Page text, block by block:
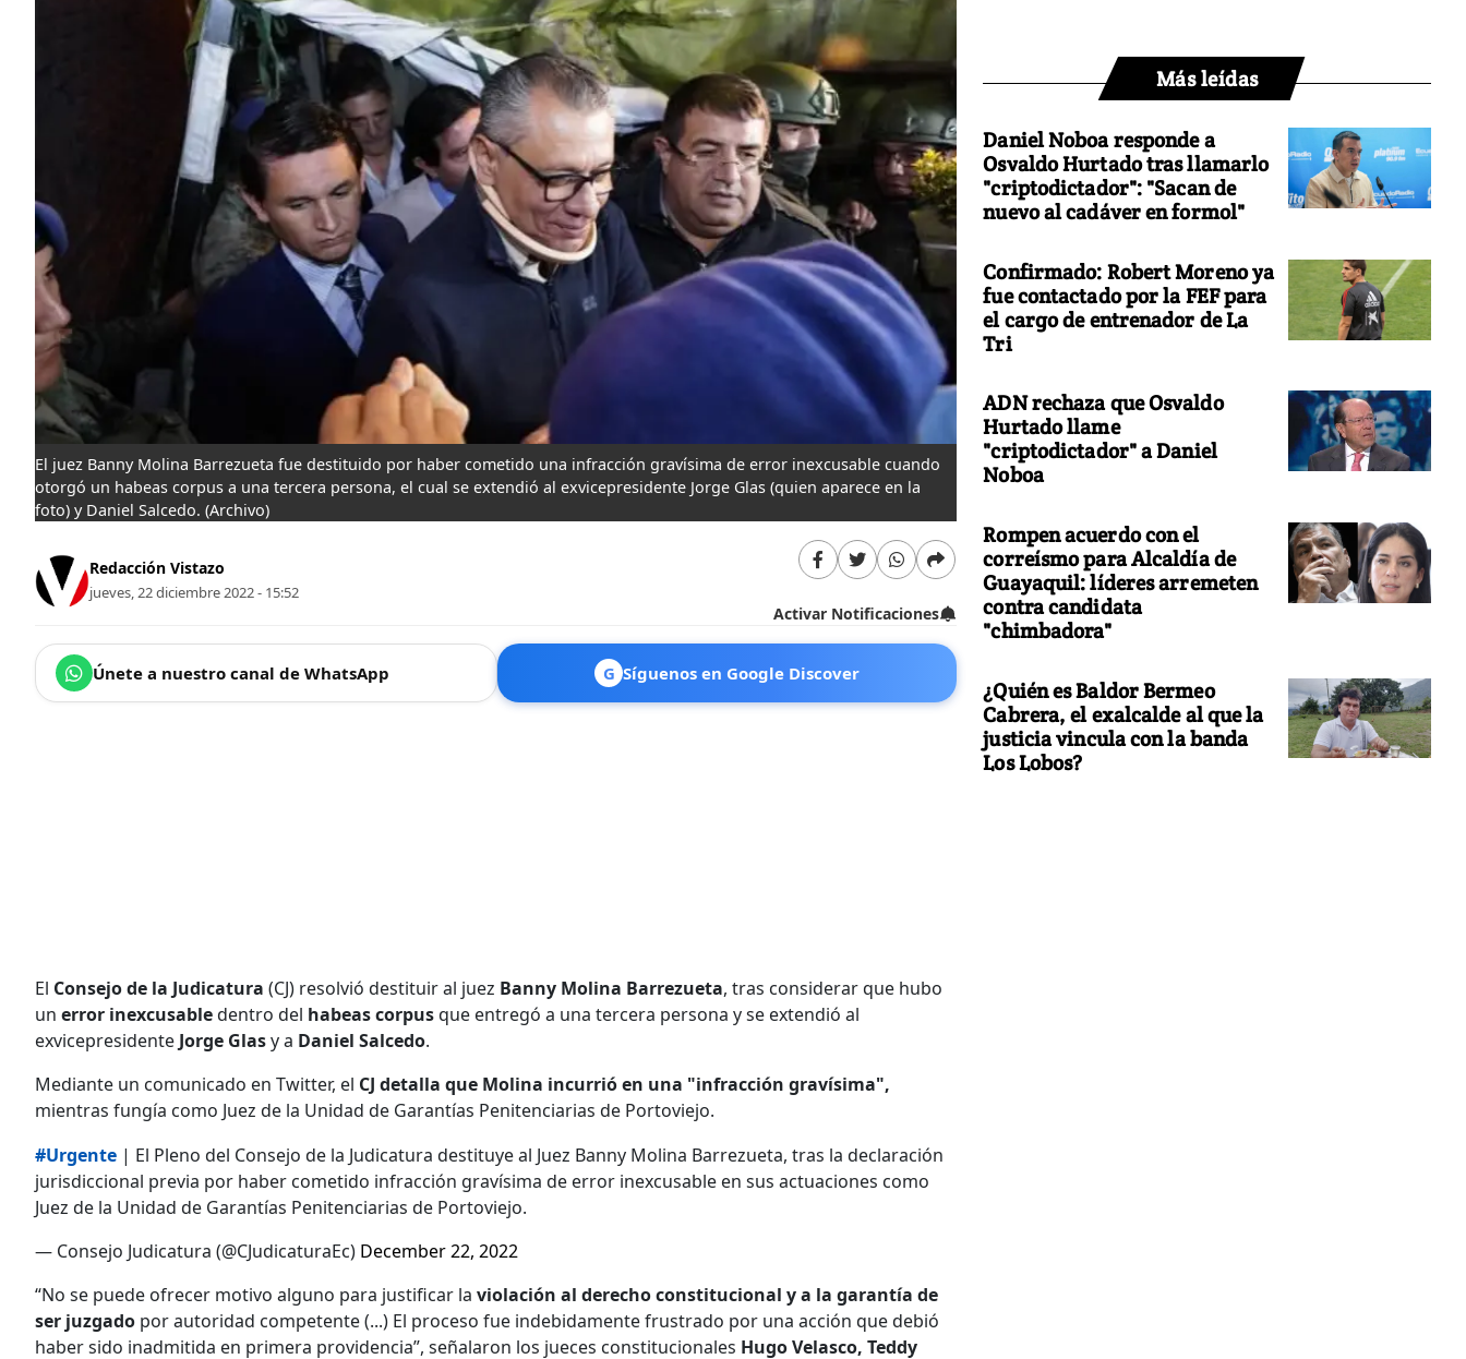
El juez Banny Molina Barrezueta fue destituido por haber cometido una infracción gravísima de error inexcusable cuando
otorgó un habeas corpus a una tercera persona, el cual se extendió al exvicepresidente Jorge Glas (quien aparece en la
foto) y Daniel Salcedo. (Archivo)
Redacción Vistazo
jueves, 22 diciembre 2022 - 15:52
Activar Notificaciones
Únete a nuestro canal de WhatsApp G Síguenos en Google Discover
El Consejo de la Judicatura (CJ) resolvió destituir al juez Banny Molina Barrezueta, tras considerar que hubo
un error inexcusabledentro del habeas corpusque entregó a una tercera persona y se extendió al
exvicepresidente Jorge Glasy a Daniel Salcedo.
Mediante un comunicado en Twitter, el CJ detalla que Molina incurrió en una "infracción gravísima",
mientras fungía como Juez de la Unidad de Garantías Penitenciarias de Portoviejo.
#Urgente | El Pleno del Consejo de la Judicatura destituye al Juez Banny Molina Barrezueta, tras la declaración
jurisdiccional previa por haber cometido infracción gravísima de error inexcusable en sus actuaciones como
Juez de la Unidad de Garantías Penitenciarias de Portoviejo.
— Consejo Judicatura (@CJudicaturaEc) December 22, 2022
“No se puede ofrecer motivo alguno para justificar la violación al derecho constitucional y a la garantía de
ser juzgado por autoridad competente (...) El proceso fue indebidamente frustrado por una acción que debió
haber sido inadmitida en primera providencia”, señalaron los jueces constitucionales Hugo Velasco, Teddy
Más leídas
Daniel Noboa responde a
Osvaldo Hurtado tras llamarlo
"criptodictador": "Sacan de
nuevo al cadáver en formol"
Confirmado: Robert Moreno ya
fue contactado por la FEF para
el cargo de entrenador de La
Tri
ADN rechaza que Osvaldo
Hurtado llame
"criptodictador" a Daniel
Noboa
Rompen acuerdo con el
correísmo para Alcaldía de
Guayaquil: líderes arremeten
contra candidata
"chimbadora"
¿Quién es Baldor Bermeo
Cabrera, el exalcalde al que la
justicia vincula con la banda
Los Lobos?